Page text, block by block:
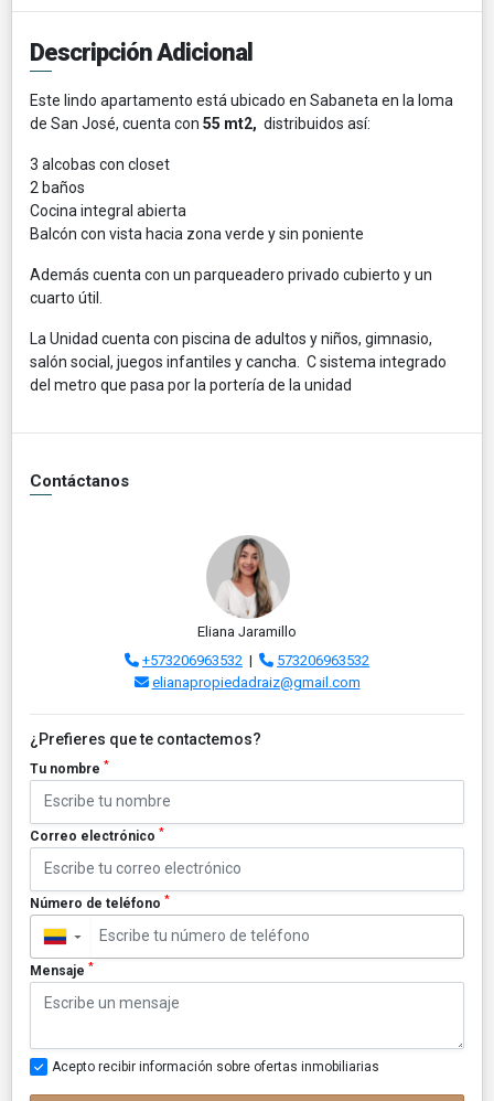
Descripción Adicional
Este lindo apartamento está ubicado en Sabaneta en la loma
de San José, cuenta con 55 mt2, distribuidos así:
3 alcobas con closet
2 baños
Cocina integral abierta
Balcón con vista hacia zona verde y sin poniente
Además cuenta con un parqueadero privado cubierto y un
cuarto útil.
La Unidad cuenta con piscina de adultos y niños, gimnasio,
salón social, juegos infantiles y cancha. C sistema integrado
del metro que pasa por la portería de la unidad
Contáctanos
Eliana Jaramillo
+573206963532 |
573206963532
elianapropiedadraiz@gmail.com
¿Prefieres que te contactemos?
Tu nombre *
Correo electrónico *
Número de teléfono *
▼
Mensaje *
Acepto recibir información sobre ofertas inmobiliarias